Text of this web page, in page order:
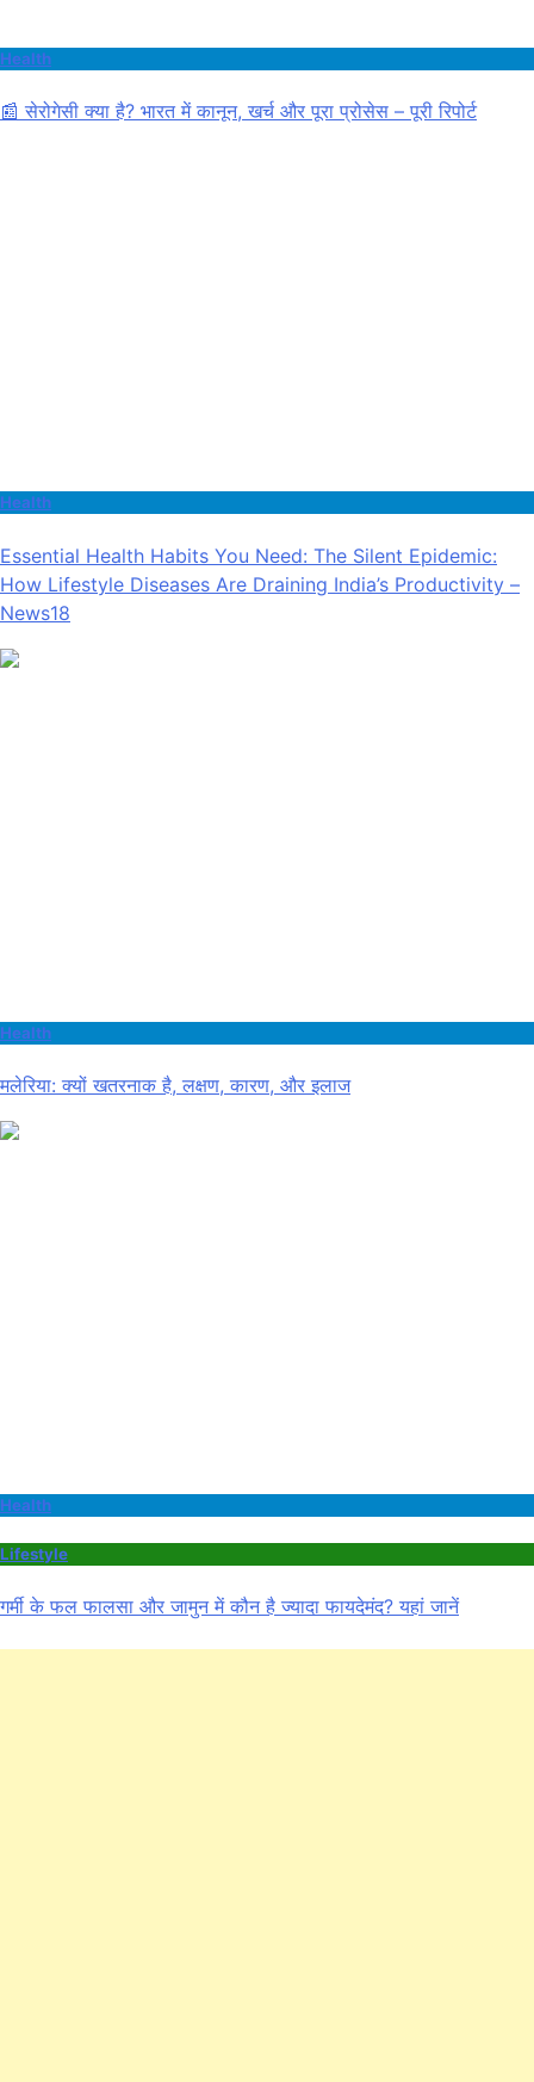
Health
📰 सेरोगेसी क्या है? भारत में कानून, खर्च और पूरा प्रोसेस – पूरी रिपोर्ट
Health
Essential Health Habits You Need: The Silent Epidemic:
How Lifestyle Diseases Are Draining India’s Productivity –
News18
Health
मलेरिया: क्यों खतरनाक है, लक्षण, कारण, और इलाज
Health
Lifestyle
गर्मी के फल फालसा और जामुन में कौन है ज्यादा फायदेमंद? यहां जानें